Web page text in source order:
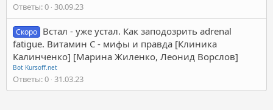
Ответы 0 30.09.23
Скоро Встал - уже устал. Как заподозрить adrenal
fatigue. Витамин С - мифы и правда [Клиника
Калинченко] [Марина Жиленко, Леонид Ворслов]
Bot Kursoff.net
Ответы 0 31.03.23